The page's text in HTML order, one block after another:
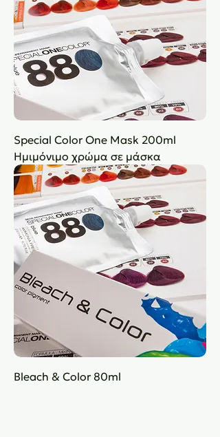
Special Color One Mask 200ml
Ημιμόνιμο χρώμα σε μάσκα
Bleach & Color 80ml